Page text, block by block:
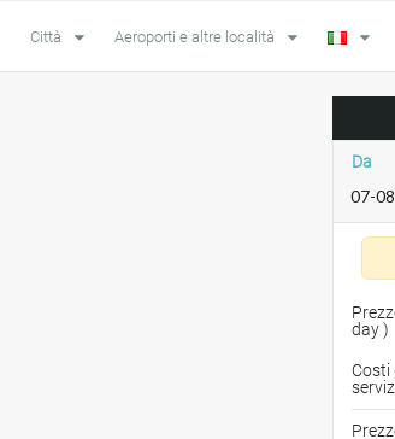
Città Aeroporti e altre località
Da
day)
Costi